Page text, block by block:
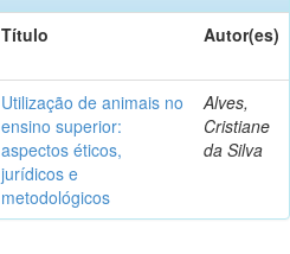
Título Autor(es)
Utilização de animais no
ensino superior:
aspectos éticos,
jurídicos e
metodológicos
Alves,
Cristiane
da Silva